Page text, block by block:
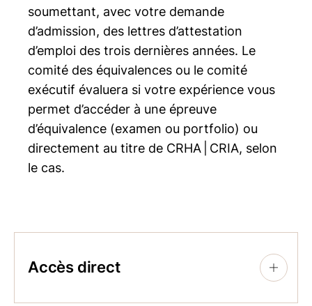
soumettant, avec votre demande
d’admission, des lettres d’attestation
d’emploi des trois dernières années. Le
comité des équivalences ou le comité
exécutif évaluera si votre expérience vous
permet d’accéder à une épreuve
d’équivalence (examen ou portfolio) ou
directement au titre de CRHA | CRIA, selon
le cas.
Accès direct